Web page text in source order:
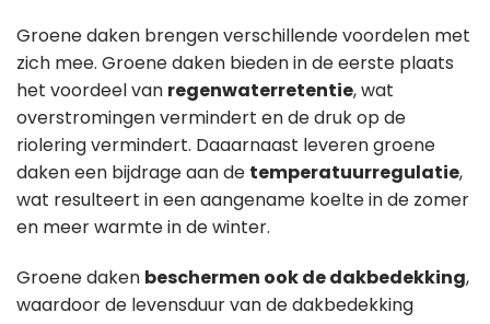
Groene daken brengen verschillende voordelen met
zich mee. Groene daken bieden in de eerste plaats
het voordeel van regenwaterretentie, wat
overstromingen vermindert en de druk op de
riolering vermindert. Daaarnaast leveren groene
daken een bijdrage aan de temperatuurregulatie,
wat resulteert in een aangename koelte in de zomer
en meer warmte in de winter.
Groene daken beschermen ook de dakbedekking,
waardoor de levensduur van de dakbedekking